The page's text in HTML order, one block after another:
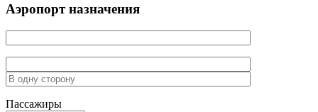
Аэропорт назначения
Пассажиры